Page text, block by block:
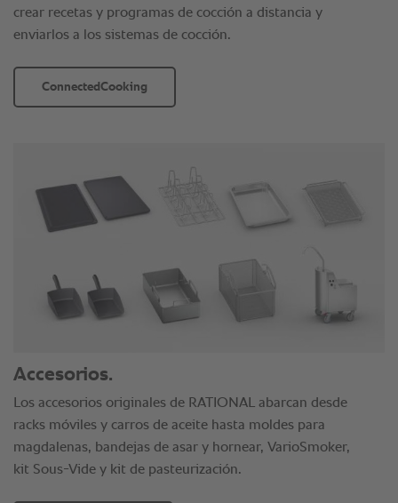
crear recetas y programas de cocción a distancia y
enviarlos a los sistemas de cocción.
ConnectedCooking
Accesorios.
Los accesorios originales de RATIONAL abarcan desde
racks móviles y carros de aceite hasta moldes para
magdalenas, bandejas de asar y hornear, VarioSmoker,
kit Sous-Vide y kit de pasteurización.